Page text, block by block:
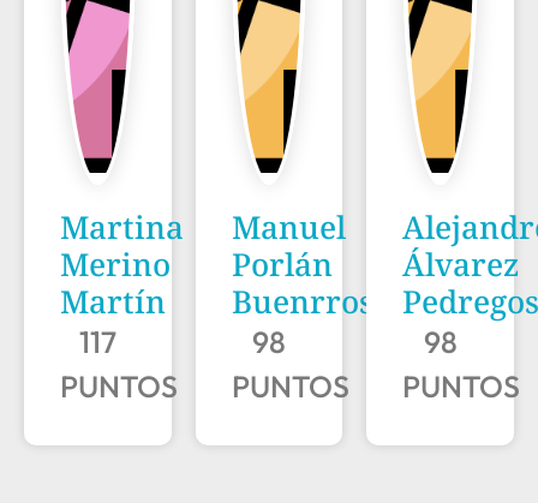
Martina
Merino
Martín
117
PUNTOS
Manuel
Porlán
Buenrrostro
98
PUNTOS
Álvarez
98
PUNTOS